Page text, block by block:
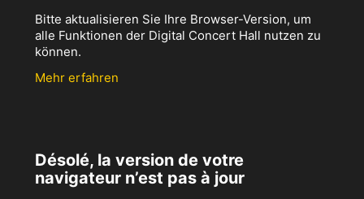
Bitte aktualisieren Sie Ihre Browser-Version, um
alle Funktionen der Digital Concert Hall nutzen zu
können.
Mehr erfahren
Désolé, la version de votre
navigateur n’est pas à jour